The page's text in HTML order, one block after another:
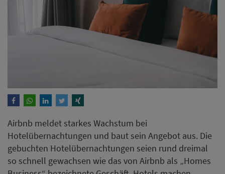
Airbnb meldet starkes Wachstum bei
Hotelübernachtungen und baut sein Angebot aus. Die
gebuchten Hotelübernachtungen seien rund dreimal
so schnell gewachsen wie das von Airbnb als „Homes